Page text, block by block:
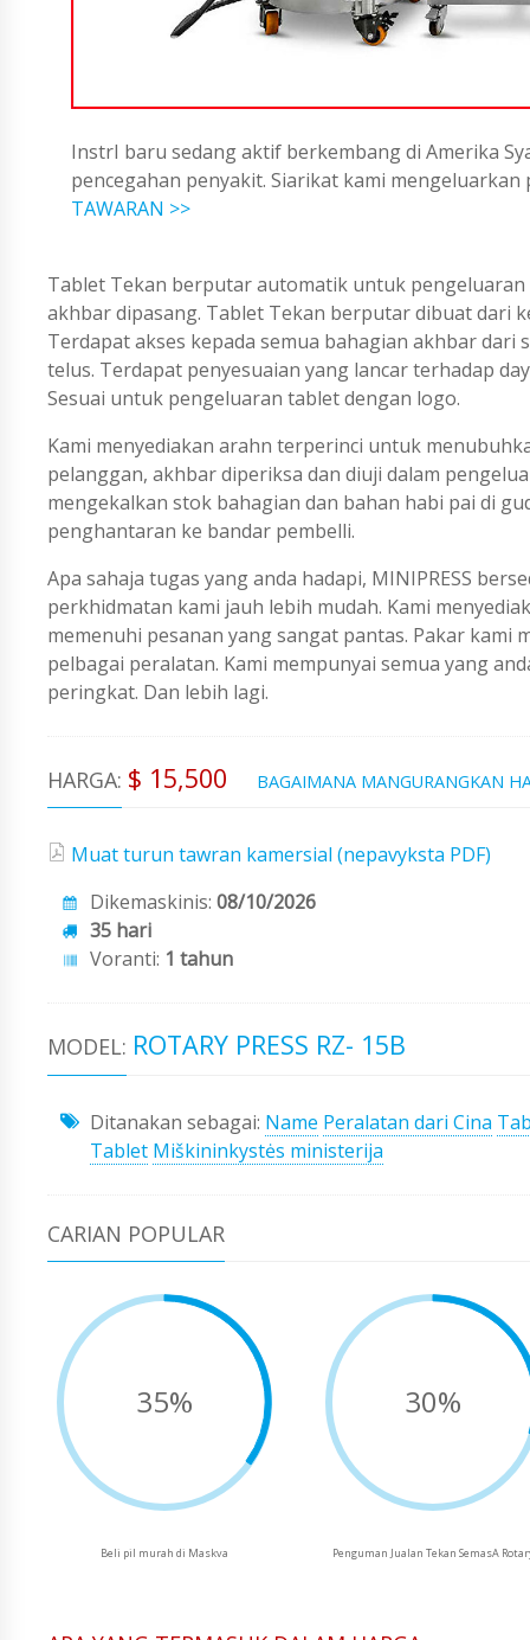
InstrI baru sedang aktif berkembang di Amerika
pencegahan penyakit. Siarikat kami
TAWARAN >>
Tablet Tekan berputar automatik untuk
akhbar dipasang. Tablet Tekan berputar dibuat dari
Terdapat akses kepada semua bahagian akhbar
telus. Terdapat penyesuaian yang lancar terhadap
Sesuai untuk pengeluaran tablet dengan logo.
Kami menyediakan arahn terperinci untuk
pelanggan, akhbar diperiksa dan diuji dalam
mengekalkan stok bahagian dan bahan habi pai di
penghantaran ke bandar pembelli.
Apa sahaja tugas yang anda hadapi, MINIPRESS
perkhidmatan kami jauh lebih mudah. Kami
memenuhi pesanan yang sangat pantas. Pakar
pelbagai peralatan. Kami mempunyai semua yang
peringkat. Dan lebih lagi.
HARGA: $ 15,500 BAGAIMANA MANGURANGKAN
Muat turun tawran kamersial (nepavyksta PDF)
Dikemaskinis: 08/10/2026
35 hari
Voranti: 1 tahun
MODEL: ROTARY PRESS RZ- 15B
Ditanakan sebagai: Name Peralatan dari Cina
Tablet Miškininkystės ministerija
CARIAN POPULAR
35%
Beli pil murah di Maskva
30%
Penguman Jualan Tekan SemasA